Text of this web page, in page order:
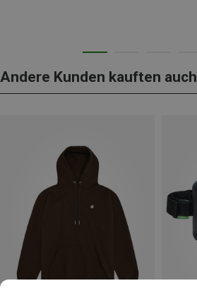
Andere Kunden kauften auch